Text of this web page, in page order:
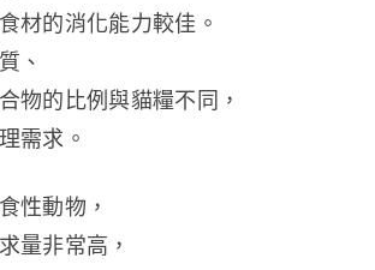
材的消化能力較佳。
、
物的比例與貓糧不同，
需求。
性動物，
量非常高，